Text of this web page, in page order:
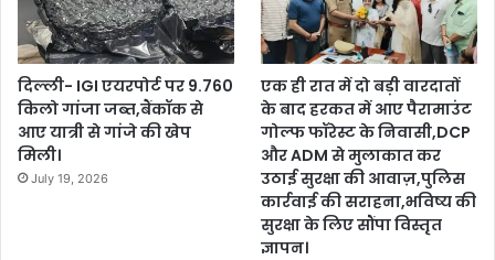
दिल्ली- IGI एयरपोर्ट पर 9.760
किलो गांजा जब्त,बैंकॉक से
आए यात्री से गांजे की खेप
मिली।
July 19, 2026
एक ही रात में दो बड़ी वारदातों
के बाद हरकत में आए पैरामाउंट
गोल्फ फॉरेस्ट के निवासी,DCP
और ADM से मुलाकात कर
उठाई सुरक्षा की आवाज़,पुलिस
कार्रवाई की सराहना,भविष्य की
सुरक्षा के लिए सौंपा विस्तृत
ज्ञापन।